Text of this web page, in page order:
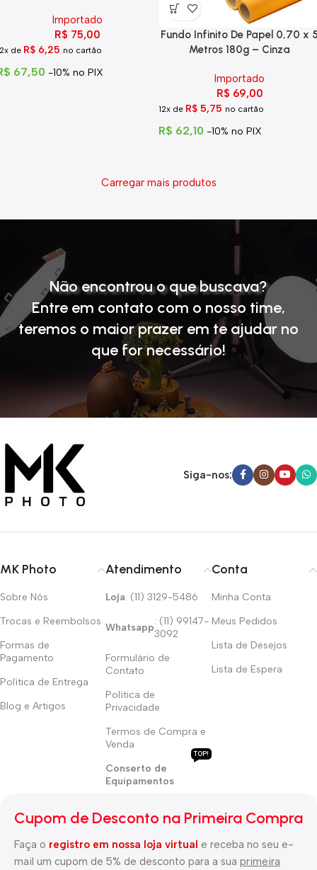
Importado
R$ 75,00
de R$ 6,25 no cartão
67,50 -10% no PIX
Fundo Infinito De Papel 0,70 x
Metros 180g – Cinza
Importado
R$ 69,00
12x de R$ 5,75 no cartão
R$ 62,10 -10% no PIX
Carregar mais produtos
Não encontrou o que buscava?
Entre em contato com o nosso time,
teremos o maior prazer em te ajudar no
que for necessário!
Siga-nos:
MK Photo
Sobre Nós
Trocas e Reembolsos
Formas de
Pagamento
Política de Entrega
Blog e Artigos
Atendimento
Loja: (11) 3129-5486
Whatsapp
: (11) 99147-
3092
Formulário de
Contato
Política de
Privacidade
Termos de Compra e
Venda
Conserto de
Equipamentos
TOP!
Conta
Minha Conta
Meus Pedidos
Lista de Desejos
Lista de Espera
Cupom de Desconto na Primeira Compra
Faça o registro em nossa loja virtual e receba no seu e-
mail um cupom de 5% de desconto para a sua primeira